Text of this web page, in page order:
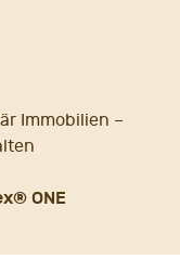
Immobilien –
ONE